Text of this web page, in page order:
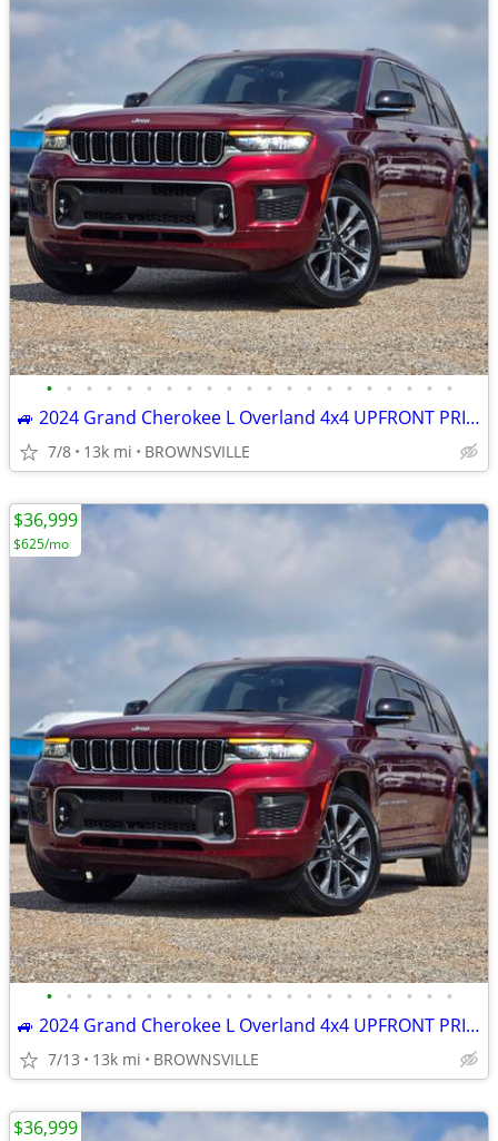
• • • • • • • • • • • • • • • • • • • • •
🚙 2024 Grand Cherokee L Overland 4x4 UPFRONT PRICE/No Hidden Fees
7/8 13k mi BROWNSVILLE
• • • • • • • • • • • • • • • • • • • • •
🚙 2024 Grand Cherokee L Overland 4x4 UPFRONT PRICE/No Hidden Fees
7/13 13k mi BROWNSVILLE
$36,999
$625/mo
$36,999